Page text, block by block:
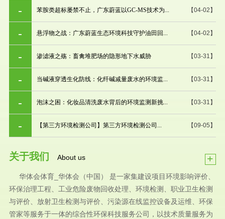
【04-02】
苯胺类超标屡禁不止，广东蔚蓝以GC-MS技术为...
【04-02】
悬浮物之战：广东蔚蓝生态环境科技守护油田回...
【03-31】
渗滤液之殇：畜禽堆肥场的隐形地下水威胁
【03-31】
当碱液穿透生化防线：化纤碱减量废水的环境监...
【03-31】
泡沫之困：化妆品清洗废水背后的环境监测新挑...
【09-05】
【第三方环境检测公司】第三方环境检测公司...
关于我们 About us +
华体会体育_华体会（中国） 是一家集建设项目环境影响评价、
环保治理工程、工业危险废物回收处理、环境检测、职业卫生检测
与评价、放射卫生检测与评价、污染源在线监控设备及运维、环保
管家等服务于一体的综合性环保科技服务公司，以技术质量服务为